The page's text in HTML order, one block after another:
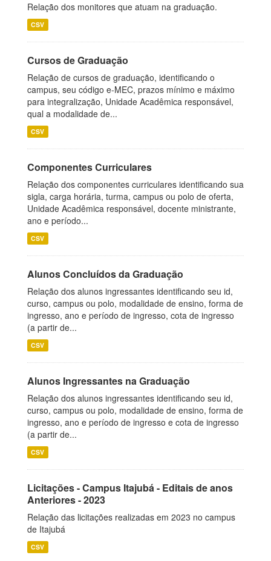
Relação dos monitores que atuam na graduação.
CSV
Cursos de Graduação
Relação de cursos de graduação, identificando o
campus, seu código e-MEC, prazos mínimo e máximo
para integralização, Unidade Acadêmica responsável,
qual a modalidade de...
CSV
Componentes Curriculares
Relação dos componentes curriculares identificando sua
sigla, carga horária, turma, campus ou polo de oferta,
Unidade Acadêmica responsável, docente ministrante,
ano e período...
CSV
Alunos Concluídos da Graduação
Relação dos alunos ingressantes identificando seu id,
curso, campus ou polo, modalidade de ensino, forma de
ingresso, ano e período de ingresso, cota de ingresso
(a partir de...
CSV
Alunos Ingressantes na Graduação
Relação dos alunos ingressantes identificando seu id,
curso, campus ou polo, modalidade de ensino, forma de
ingresso, ano e período de ingresso e cota de ingresso
(a partir de...
CSV
Licitações - Campus Itajubá - Editais de anos
Anteriores - 2023
Relação das licitações realizadas em 2023 no campus
de Itajubá
CSV